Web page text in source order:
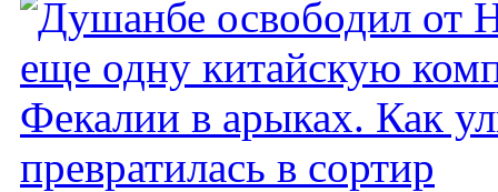
Фекалии в арыках. Как
превратилась в сортир